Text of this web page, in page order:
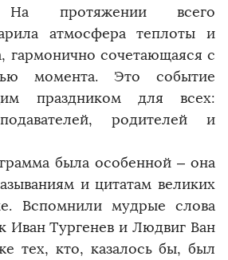
На протяжении всего
атмосфера теплоты и
гармонично сочетающаяся с
момента. Это событие
праздником для всех:
родителей и
была особенной – она
и цитатам великих
Вспомнили мудрые слова
Иван Тургенев и Людвиг Ван
тех, кто, казалось бы, был